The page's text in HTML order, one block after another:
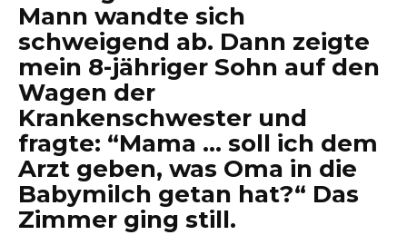
Mann wandte sich
schweigend ab. Dann zeigte
mein 8-jähriger Sohn auf den
Wagen der
Krankenschwester und
fragte: “Mama … soll ich dem
Arzt geben, was Oma in die
Babymilch getan hat?“ Das
Zimmer ging still.